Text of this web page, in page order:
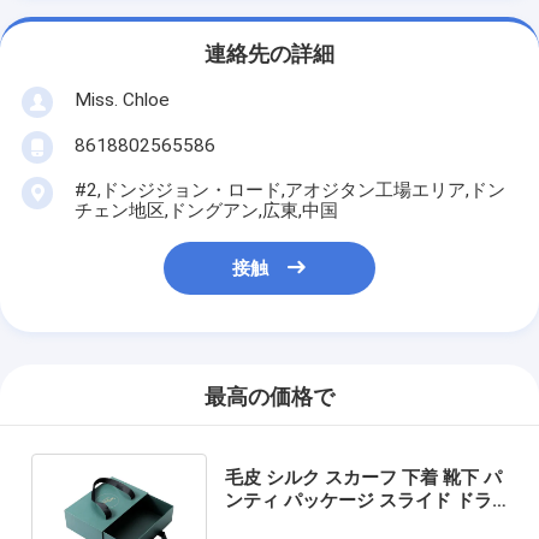
連絡先の詳細
Miss. Chloe
8618802565586
#2,ドンジジョン・ロード,アオジタン工場エリア,ドン
チェン地区,ドングアン,広東,中国
接触
最高の価格で
毛皮 シルク スカーフ 下着 靴下 パ
ンティ パッケージ スライド ドラ